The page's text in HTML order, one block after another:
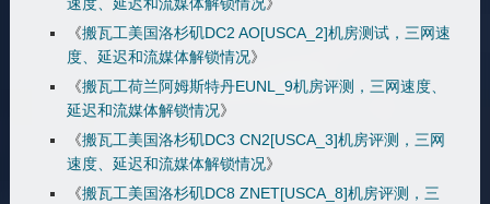
《搬瓦工美国洛杉矶DC2 AO[USCA_2]机房测试，三网速
度、延迟和流媒体解锁情况》
《搬瓦工荷兰阿姆斯特丹EUNL_9机房评测，三网速度、
延迟和流媒体解锁情况》
《搬瓦工美国洛杉矶DC3 CN2[USCA_3]机房评测，三网
速度、延迟和流媒体解锁情况》
《搬瓦工美国洛杉矶DC8 ZNET[USCA_8]机房评测，三